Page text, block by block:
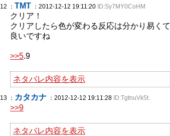
12 ： TMT ：2012-12-12 19:11:20 ID:Sy7MY0CoHM
クリア！
クリアしたら色が変わる反応は分かり易くて
良いですね
>>5.9
ネタバレ内容を表示
13 ： カタカナ ：2012-12-12 19:11:28 ID:TgtnuVk5t.
>>9
ネタバレ内容を表示